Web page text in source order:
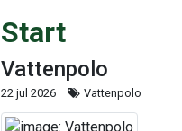
Start
Vattenpolo
22 jul 2026 Vattenpolo